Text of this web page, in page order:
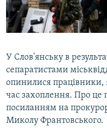
ВІДЕОУРОКИ «ELIFBE»
СВІДЧЕННЯ ОКУПАЦІЇ
Русский
Qırımtatar
Усі сайти RFE/RL
У Слов'янську в
сепаратистами
опинилися працівники,
час захоплення. Про це
посиланням на
Миколу Франтовського.